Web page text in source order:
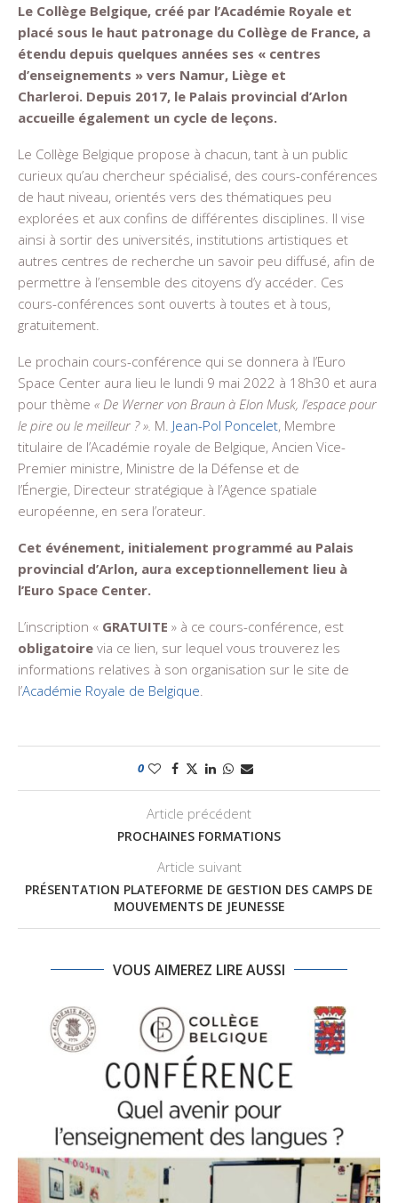
Le Collège Belgique, créé par l’Académie Royale et
placé sous le haut patronage du Collège de France, a
étendu depuis quelques années ses « centres
d’enseignements » vers Namur, Liège et
Charleroi. Depuis 2017, le Palais provincial d’Arlon
accueille également un cycle de leçons.
Le Collège Belgique propose à chacun, tant à un public
curieux qu’au chercheur spécialisé, des cours-conférences
de haut niveau, orientés vers des thématiques peu
explorées et aux confins de différentes disciplines. Il vise
ainsi à sortir des universités, institutions artistiques et
autres centres de recherche un savoir peu diffusé, afin de
permettre à l’ensemble des citoyens d’y accéder. Ces
cours-conférences sont ouverts à toutes et à tous,
gratuitement.
Le prochain cours-conférence qui se donnera à l’Euro
Space Center aura lieu le lundi 9 mai 2022 à 18h30 et aura
pour thème « De Werner von Braun à Elon Musk, l’espace pour
le pire ou le meilleur ? ». M. Jean-Pol Poncelet, Membre
titulaire de l’Académie royale de Belgique, Ancien Vice-
Premier ministre, Ministre de la Défense et de
l’Énergie, Directeur stratégique à l’Agence spatiale
européenne, en sera l’orateur.
Cet événement, initialement programmé au Palais
provincial d’Arlon, aura exceptionnellement lieu à
l’Euro Space Center.
L’inscription « GRATUITE » à ce cours-conférence, est
obligatoire via ce lien, sur lequel vous trouverez les
informations relatives à son organisation sur le site de
l’Académie Royale de Belgique
0
Article précédent
PROCHAINES FORMATIONS
Article suivant
PRÉSENTATION PLATEFORME DE GESTION DES CAMPS DE
MOUVEMENTS DE JEUNESSE
VOUS AIMEREZ LIRE AUSSI